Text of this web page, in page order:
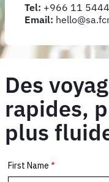
Tel: +966 11
Email:
Des
rapides,
plus